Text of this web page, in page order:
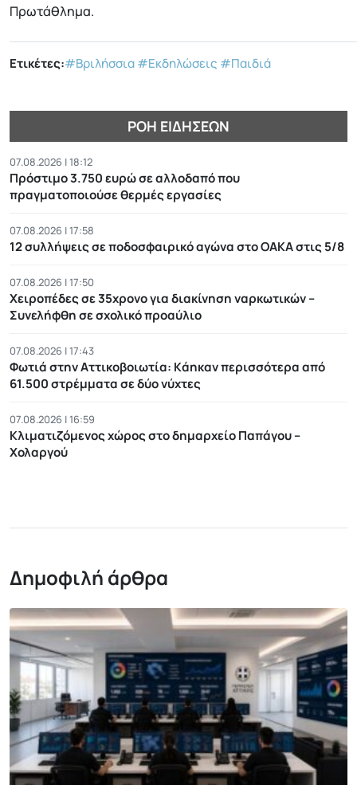
Πρωτάθλημα.
Ετικέτες:#Βριλήσσια#Εκδηλώσεις #Παιδιά
ΡΟΉ ΕΙΔΉΣΕΩΝ
07.08.2026 | 18:12
Πρόστιμο 3.750 ευρώ σε αλλοδαπό που
πραγματοποιούσε θερμές εργασίες
07.08.2026 | 17:58
12 συλλήψεις σε ποδοσφαιρικό αγώνα στο ΟΑΚΑ στις 5/8
07.08.2026 | 17:50
Χειροπέδες σε 35χρονο για διακίνηση ναρκωτικών –
Συνελήφθη σε σχολικό προαύλιο
07.08.2026 | 17:43
Φωτιά στην Αττικοβοιωτία: Kάηκαν περισσότερα από
61.500 στρέμματα σε δύο νύχτες
07.08.2026 | 16:59
Κλιματιζόμενος χώρος στο δημαρχείο Παπάγου –
Χολαργού
Δημοφιλή άρθρα